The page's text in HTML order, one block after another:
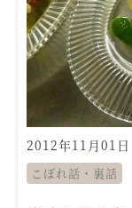
2012年11月01日
こぼれ話・裏話